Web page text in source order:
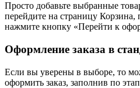
Просто добавьте выбранные
перейдите на страницу Корзина,
нажмите кнопку «Перейти к
Оформление заказа в
Если вы уверены в выборе, то
оформить заказ, заполнив по